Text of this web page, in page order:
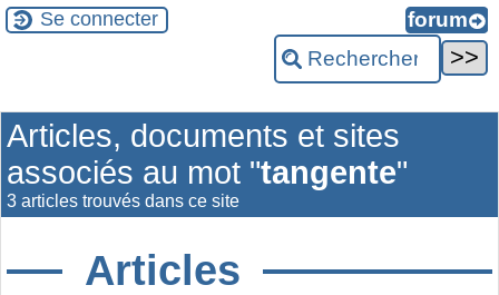
Se connecter
Articles, documents et sites
associés au mot "tangente"
3 articles trouvés dans ce site
Articles